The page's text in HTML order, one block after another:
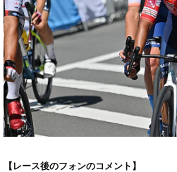
【レース後のフォンのコメント】